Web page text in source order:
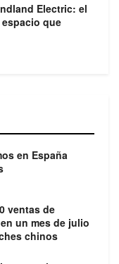
Electric: el
que
en España
ventas de
un mes de julio
chinos